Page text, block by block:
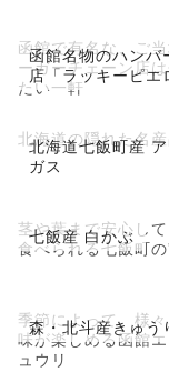
函館名物のハンバ
店「ラッキーピエ
函館で有名な、ご
ーガーチェーン店
たい一軒
北海道七飯町産
ガス
北海道の隠れた名
七飯産 白かぶ
茎や葉まで安心して
食べられる七飯町の
森・北斗産きゅう
季節によって、様
味が楽しめる函館
ュウリ